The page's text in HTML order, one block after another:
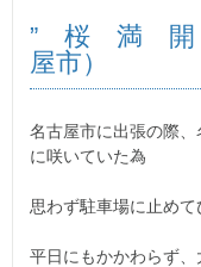
” 桜 満 開
屋市）
名古屋市に出張の際
に咲いていた為
思わず駐車場に止めて
平日にもかかわらず